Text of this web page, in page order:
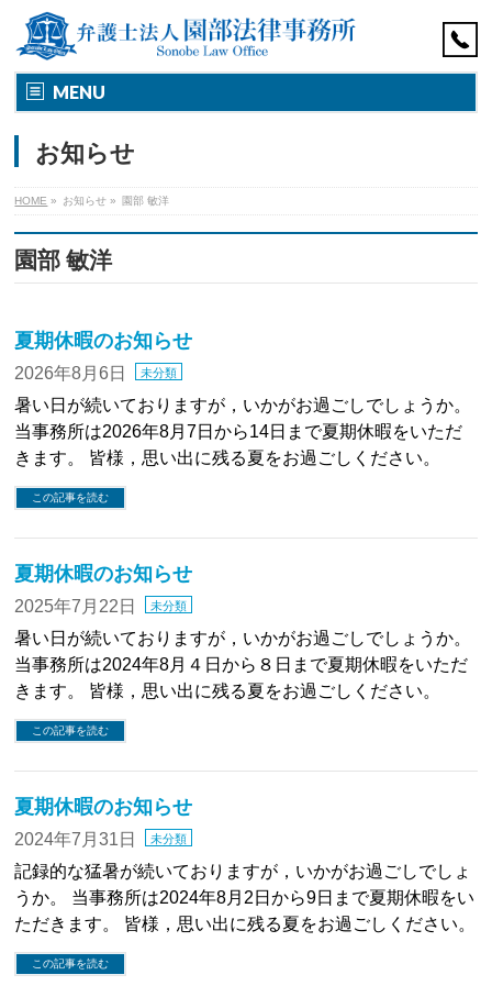
MENU
お知らせ
HOME » お知らせ » 園部 敏洋
園部 敏洋
夏期休暇のお知らせ
2026年8月6日 未分類
暑い日が続いておりますが，いかがお過ごしでしょうか。
当事務所は2026年8月7日から14日まで夏期休暇をいただ
きます。 皆様，思い出に残る夏をお過ごしください。
この記事を読む
夏期休暇のお知らせ
2025年7月22日 未分類
暑い日が続いておりますが，いかがお過ごしでしょうか。
当事務所は2024年8月４日から８日まで夏期休暇をいただ
きます。 皆様，思い出に残る夏をお過ごしください。
この記事を読む
夏期休暇のお知らせ
2024年7月31日 未分類
記録的な猛暑が続いておりますが，いかがお過ごしでしょ
うか。 当事務所は2024年8月2日から9日まで夏期休暇をい
ただきます。 皆様，思い出に残る夏をお過ごしください。
この記事を読む